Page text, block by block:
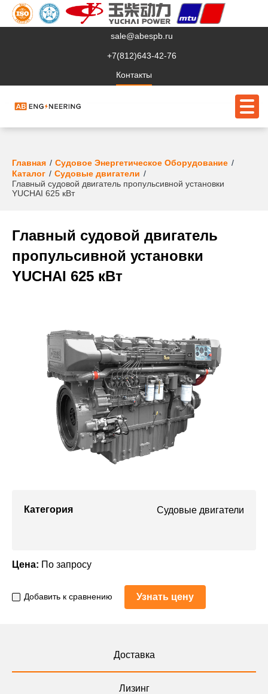
sale@abespb.ru
+7(812)643-42-76
Контакты
О компании
Клиентам
Сервис
Судовое ЭО
Проекты
Главная
Судовое Энергетическое Оборудование
Каталог
Судовые двигатели
Главный судовой двигатель пропульсивной установки
YUCHAI 625 кВт
Главный судовой двигатель
пропульсивной установки
YUCHAI 625 кВт
Категория Судовые двигатели
Цена: По запросу
Добавить к сравнению Узнать цену
Доставка
Лизинг